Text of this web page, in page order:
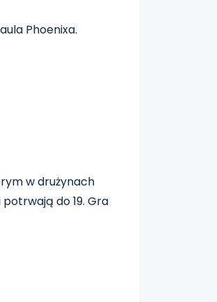
Phoenixa.
w drużynach
do 19. Gra